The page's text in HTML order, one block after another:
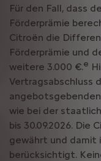
Für den Fall, dass
Förderprämie
Citroën die
Förderprämie und
weitere 3.000 €.e
Vertragsabschluss
wie bei der
bis 30.09.2026. Die
gewährt und damit
berücksichtigt.